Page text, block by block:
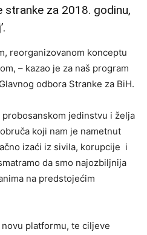
za 2018. godinu,
reorganizovanom konceptu
– kazao je za naš program
odbora Stranke za BiH.
probosanskom jedinstvu i želja
koji nam je nametnut
izaći iz sivila, korupcije i
da smo najozbiljnija
na predstojećim
platformu, te ciljeve